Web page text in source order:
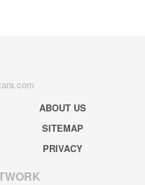
ABOUT US
SITEMAP
PRIVACY